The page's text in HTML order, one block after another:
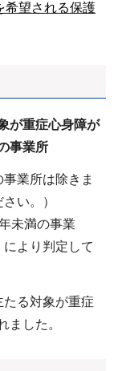
希望される保護
が重症心身障が
事業所
業所は除きま
い。）
未満の事業
より判定して
る対象が重症
ました。